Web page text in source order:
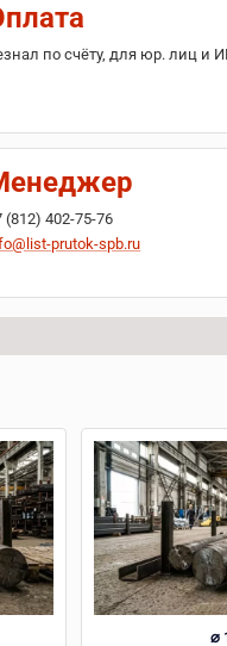
по счёту, для юр. лиц и
(812) 402-75-76
prutok-spb.ru
⌀